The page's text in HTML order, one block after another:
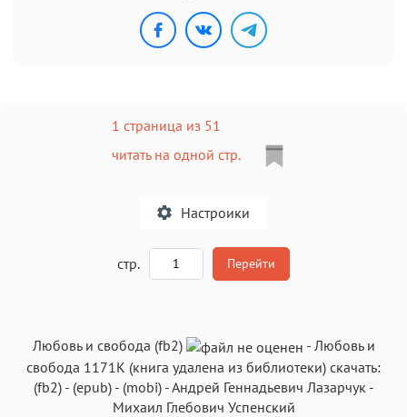
1 страница из 51
читать на одной стр.
Настроики
стр. Перейти
Любовь и свобода (fb2) - Любовь и
свобода 1171K (книга удалена из библиотеки) скачать:
(fb2)- (epub)- (mobi)-Андрей Геннадьевич Лазарчук -
Михаил Глебович Успенский